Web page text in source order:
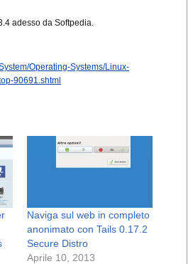
adesso da Softpedia.
Operating-Systems/Linux-
90691.shtml
Naviga sul web in completo
anonimato con Tails 0.17.2
Secure Distro
Aprile 10, 2013